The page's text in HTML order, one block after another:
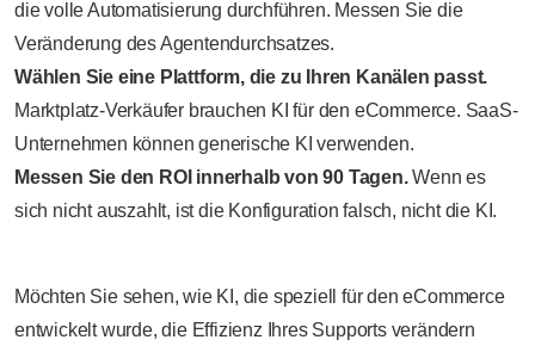
die volle Automatisierung durchführen. Messen Sie die
Veränderung des Agentendurchsatzes.
Wählen Sie eine Plattform, die zu Ihren Kanälen passt.
Marktplatz-Verkäufer brauchen KI für den eCommerce. SaaS-
Unternehmen können generische KI verwenden.
Messen Sie den ROI innerhalb von 90 Tagen.Wenn es
sich nicht auszahlt, ist die Konfiguration falsch, nicht die KI.
Möchten Sie sehen, wie KI, die speziell für den eCommerce
entwickelt wurde, die Effizienz Ihres Supports verändern